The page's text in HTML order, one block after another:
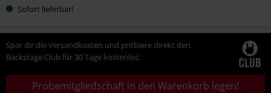
Sofort lieferbar!
Spar dir die Versandkosten und probiere direkt den
Backstage Club für 30 Tage kostenlos:
Probemitgliedschaft in den Warenkorb legen!